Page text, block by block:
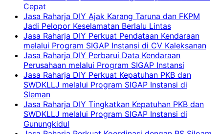
Cepat
Jasa Raharja DIY Ajak Karang Taruna dan FKPM
Jadi Pelopor Keselamatan Berlalu Lintas
Jasa Raharja DIY Perkuat Pendataan Kendaraan
melalui Program SIGAP Instansi di CV Kaleksanan
Jasa Raharja DIY Perbarui Data Kendaraan
Perusahaan melalui Program SIGAP Instansi
Jasa Raharja DIY Perkuat Kepatuhan PKB dan
SWDKLLJ melalui Program SIGAP Instansi di
Sleman
Jasa Raharja DIY Tingkatkan Kepatuhan PKB dan
SWDKLLJ melalui Program SIGAP Instansi di
Gunungkidul